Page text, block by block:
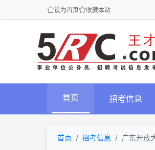
设为首页 收藏本站
首页 招考信息
首页 招考信息 广东开放